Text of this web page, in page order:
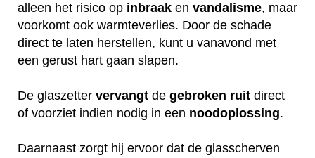
alleen het risico op inbraak en vandalisme, maar
voorkomt ook warmteverlies. Door de schade
direct te laten herstellen, kunt u vanavond met
een gerust hart gaan slapen.
De glaszetter vervangt de gebroken ruit direct
of voorziet indien nodig in een noodoplossing.
Daarnaast zorgt hij ervoor dat de glasscherven